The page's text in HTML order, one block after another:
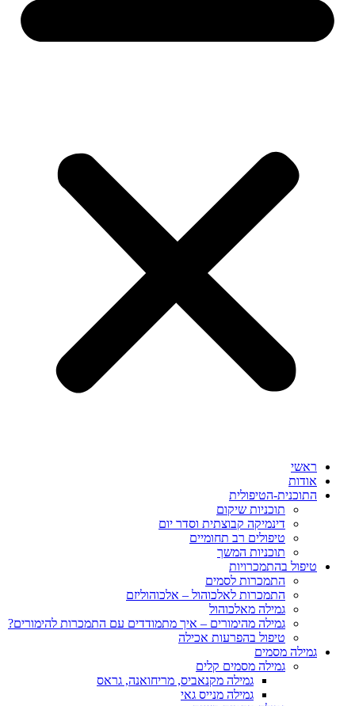
ראשי
אודות
התוכנית-הטיפולית
תוכניות שיקום
דינמיקה קבוצתית וסדר יום
טיפולים רב תחומיים
תוכניות המשך
טיפול בהתמכרויות
התמכרות לסמים
התמכרות לאלכוהול – אלכוהוליזם
גמילה מאלכוהול
גמילה מהימורים – איך מתמודדים עם התמכרות להימורים?
טיפול בהפרעות אכילה
גמילה מסמים
גמילה מסמים קלים
גמילה מקנאביס, מריחואנה, גראס
גמילה מנייס גאי